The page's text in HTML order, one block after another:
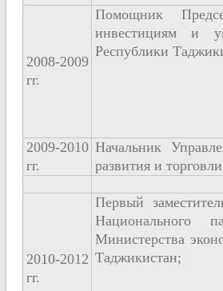
2008-2009
гг.
Помощник
инвестициям и
Республики
2009-2010
гг.
Начальник
развития и
2010-2012
гг.
Первый
Национального
Министерства
Таджикистан;